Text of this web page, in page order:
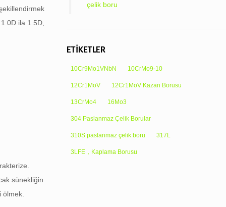
ila 1.5D,
sünekliğin
ölmek.
çelik boru
ETİKETLER
10Cr9Mo1VNbN 10CrMo9-10
12Cr1MoV 12Cr1MoV Kazan Borusu
13CrMo4 16Mo3
304 Paslanmaz Çelik Borular
310S paslanmaz çelik boru 317L
3LFE，Kaplama Borusu